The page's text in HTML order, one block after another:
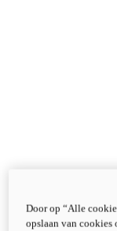
Door op “Alle
opslaan van cookies